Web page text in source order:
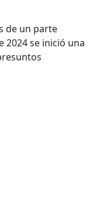
de un parte
2024 se inició una